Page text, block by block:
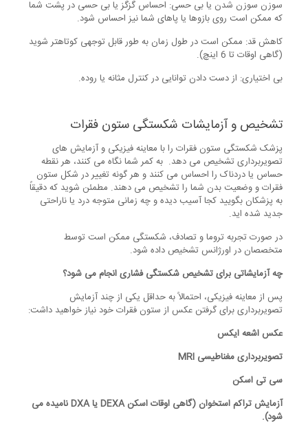
سوزن سوزن شدن یا بی حسی: احساس گزگز یا بی حسی در پشت شما
که ممکن است روی بازوها یا پاهای شما نیز احساس شود.
کاهش قد: ممکن است در طول زمان به طور قابل توجهی کوتاهتر شوید
(گاهی اوقات تا 6 اینچ).
بی اختیاری: از دست دادن توانایی در کنترل مثانه یا روده.
تشخیص و آزمایشات شکستگی ستون فقرات
پزشک شکستگی ستون فقرات را با معاینه فیزیکی و آزمایش های
تصویربرداری تشخیص می دهد. به کمر شما نگاه می کنند، هر نقطه
حساس یا دردناک را احساس می کنند و هر گونه تغییر در شکل ستون
فقرات و وضعیت بدن شما را تشخیص می دهند. مطمئن شوید که دقیقاً
به پزشکان بگویید کجا آسیب دیده و چه زمانی متوجه درد یا ناراحتی
جدید شده اید.
در صورت تجربه تروما و تصادف، شکستگی ممکن است توسط
متخصصان در اورژانس تشخیص داده شود.
چه آزمایشاتی برای تشخیص شکستگی فشاری انجام می شود؟
پس از معاینه فیزیکی، احتمالاً به حداقل یکی از چند آزمایش
تصویربرداری برای گرفتن عکس از ستون فقرات خود نیاز خواهید داشت:
عکس اشعه ایکس
تصویربرداری مغناطیسی MRI
سی تی اسکن
آزمایش تراکم استخوان (گاهی اوقات اسکنDEXAیاDXAنامیده می
شود).